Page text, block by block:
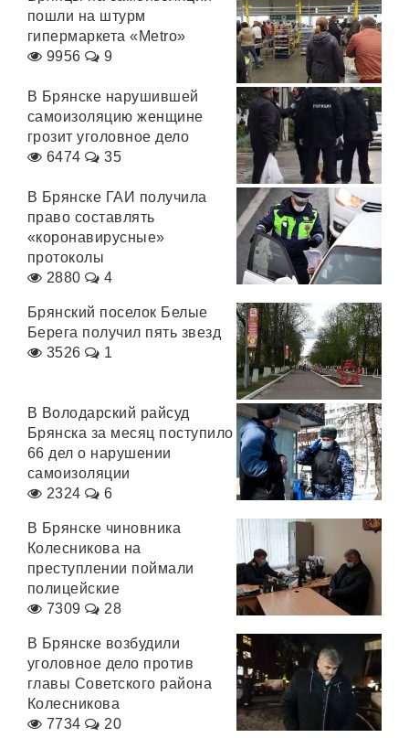
пошли на штурм
гипермаркета «Metro»
9956
9
В Брянске нарушившей
самоизоляцию женщине
грозит уголовное дело
6474
35
В Брянске ГАИ получила
право составлять
«коронавирусные»
протоколы
2880
4
Брянский поселок Белые
Берега получил пять звезд
3526
1
В Володарский райсуд
Брянска за месяц поступило
66 дел о нарушении
самоизоляции
2324
6
В Брянске чиновника
Колесникова на
преступлении поймали
полицейские
7309
28
В Брянске возбудили
уголовное дело против
главы Советского района
Колесникова
7734
20